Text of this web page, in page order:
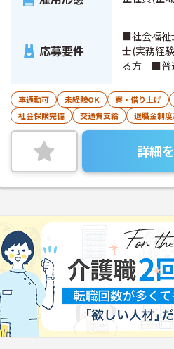
応募要件
■社会福
士(実務経
る方 ■普
を3科目以
方もご応
車通勤可 未経験OK 寮・借り上げ
社会保険完備
交通費支給 退職金制度
詳細